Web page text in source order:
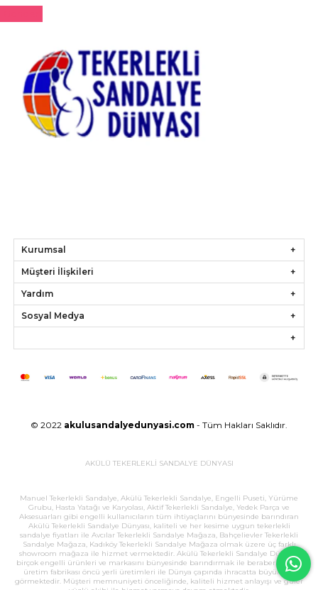
Kurumsal
Müşteri İlişkileri
Yardım
Sosyal Medya
© 2022 akulusandalyedunyasi.com - Tüm Hakları Saklıdır.
AKÜLÜ TEKERLEKLİ SANDALYE DÜNYASI
Manuel Tekerlekli Sandalye, Akülü Tekerlekli Sandalye, Engelli Puseti, Yürüme
Grubu, Hasta Yatağı ve Karyolası, Aktif Tekerlekli Sandalye, Yedek Parça ve
Aksesuarları gibi engelli kullanıcıların tüm ihtiyaçlarını bünyesinde barındıran
Akülü Tekerlekli Sandalye Dünyası, kaliteli ve her kesime uygun tekerlekli
sandalye fiyatları ile Avcılar Tekerlekli Sandalye Mağaza, Bahçelievler Tekerlekli
Sandalye Mağaza, Kadıköy Tekerlekli Sandalye Mağaza olmak üzere üç farklı
showroom mağaza ile hizmet vermektedir. Akülü Tekerlekli Sandalye Dünyası,
birçok engelli ürünleri ve markasını bünyesinde barındırmak ile beraber, büyük
üretim fabrikası öncü yerli üretimleri ile Dünya çapında ihracatta büyük ilgi
görmektedir. Müşteri memnuniyeti önceliğinde, kaliteli hizmet anlayışı ve güler